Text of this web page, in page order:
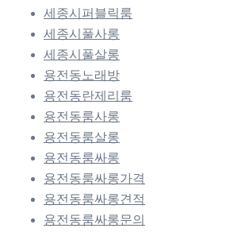
세종시퍼블릭룸
세종시풀사롱
세종시풀살롱
용전동노래방
용전동란제리룸
용전동룸사롱
용전동룸살롱
용전동룸싸롱
용전동룸싸롱가격
용전동룸싸롱견적
용전동룸싸롱문의